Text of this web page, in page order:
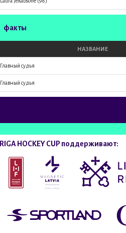
факты
НАЗВАНИЕ
Главный судья
Главный судья
RIGA HOCKEY CUP поддерживают: